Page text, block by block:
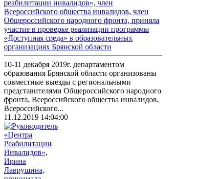
реабилитации инвалидов», член
Всероссийского общества инвалидов, член
Общероссийского народного фронта, приняла
участие в проверке реализации программы
«Доступная среда» в образовательных
организациях Брянской области
10-11 декабря 2019г. департаментом
образования Брянской области организованы
совместные выезды с региональными
представителями Общероссийского народного
фронта, Всероссийского общества инвалидов,
Всероссийского...
11.12.2019 14:04:00